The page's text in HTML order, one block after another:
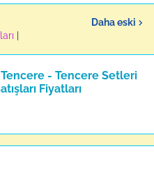
Daha eski
- Tencere Setleri
Fiyatları